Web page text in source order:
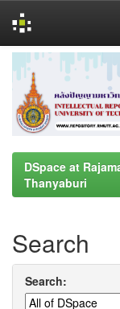
navigation
DSpace at
Thanyaburi
Search
Search: